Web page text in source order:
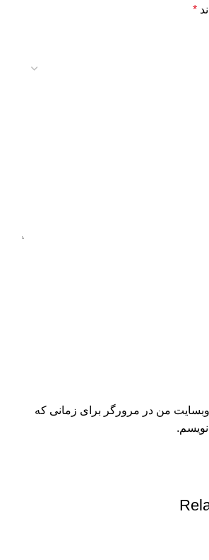
*
وبسایت من در مرورگر برای زمانی که